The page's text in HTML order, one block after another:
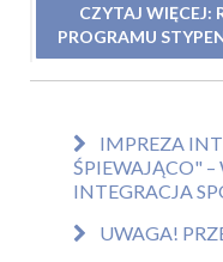
CZYTAJ WIĘCEJ:
PROGRAMU
IMPREZA
ŚPIEWAJĄCO" –
INTEGRACJA
UWAGA!